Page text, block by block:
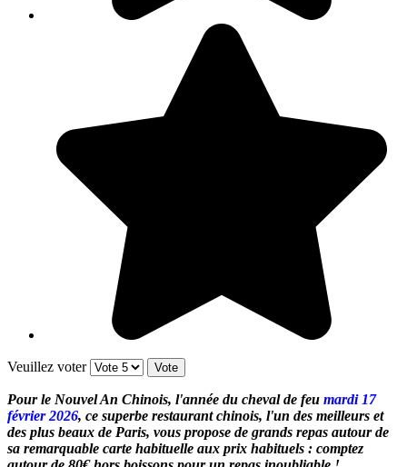
Veuillez voter
Pour le Nouvel An Chinois, l'année du cheval de feu mardi 17
février 2026, ce superbe restaurant chinois, l'un des meilleurs et
des plus beaux de Paris, vous propose de grands repas autour de
sa remarquable carte habituelle aux prix habituels : comptez